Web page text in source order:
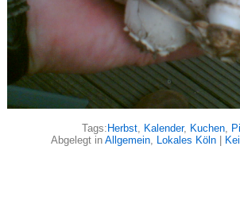
Tags: Herbst, Kalender, Kuchen,
Abgelegt in Allgemein, Lokales Köln|